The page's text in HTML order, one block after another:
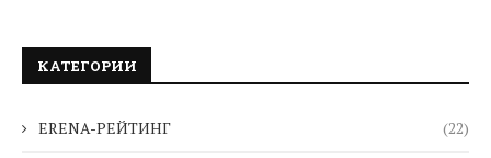
КАТЕГОРИИ
ERENA-РЕЙТИНГ (22)